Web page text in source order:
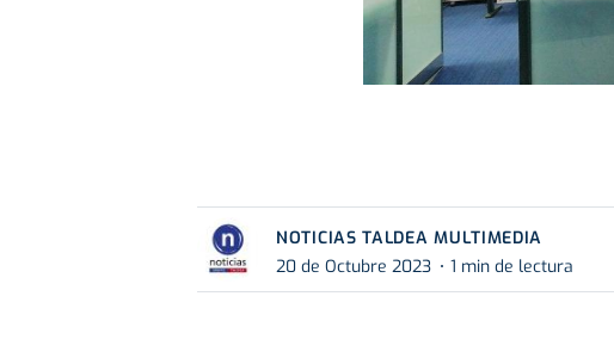
NOTICIAS TALDEA MULTIMEDIA
20 de Octubre 2023
1 min de lectura